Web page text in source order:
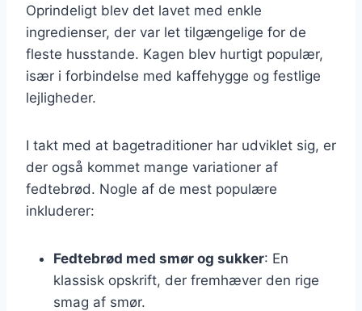
Oprindeligt blev det lavet med enkle
ingredienser, der var let tilgængelige for de
fleste husstande. Kagen blev hurtigt populær,
især i forbindelse med kaffehygge og festlige
lejligheder.
I takt med at bagetraditioner har udviklet sig, er
der også kommet mange variationer af
fedtebrød. Nogle af de mest populære
inkluderer:
Fedtebrød med smør og sukker: En
klassisk opskrift, der fremhæver den rige
smag af smør.